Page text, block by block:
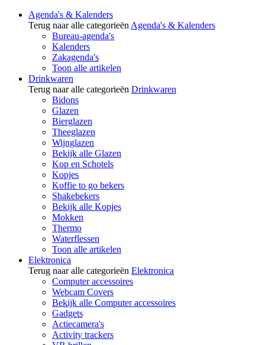
Agenda's & Kalenders
Terug naar alle categorieën Agenda's & Kalenders
Bureau-agenda's
Kalenders
Zakagenda's
Toon alle artikelen
Drinkwaren
Terug naar alle categorieën Drinkwaren
Bidons
Glazen
Bierglazen
Theeglazen
Wijnglazen
Bekijk alle Glazen
Kop en Schotels
Kopjes
Koffie to go bekers
Shakebekers
Bekijk alle Kopjes
Mokken
Thermo
Waterflessen
Toon alle artikelen
Elektronica
Terug naar alle categorieën Elektronica
Computer accessoires
Webcam Covers
Bekijk alle Computer accessoires
Gadgets
Actiecamera's
Activity trackers